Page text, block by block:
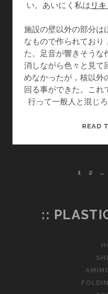
い。あいにく私は リ
施設の壁以外の部分は
なもので作られており
た。足音が響きそうな
消しながら色々と見て
めなかったが，核以外
回る事ができた。これ
行って一般人と混じ
READ
1 2 …
::